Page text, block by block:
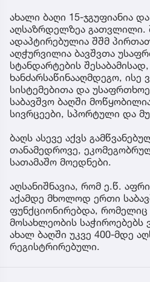
ახალი ბაღი 15-ჯგუფიანია
აღსაზრდელზეა გათვლილი.
ადაპტირებულია შშმ
აღჭურვილია ბავშვთა
სტანდარტების
ხანძარსაწინააღმდეგო,
სისტემებითა და
საბავშვო ბაღში
სივრცეები, სპორტული და
ბაღს ასევე აქვს
თანამედროვე,
სათამაშო მოედნები.
აღსანიშნავია, რომ ე.წ.
აქამდე მხოლოდ ერთი
ფუნქციონირებდა,
მოსახლეობის საჭიროებებს
ახალ ბაღში უკვე 400-მდე
რეგისტრირებული.